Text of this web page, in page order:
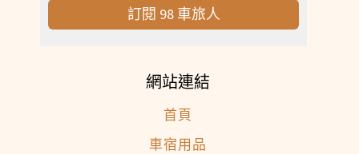
訂閱 98 車旅人
網站連結
首頁
車宿用品